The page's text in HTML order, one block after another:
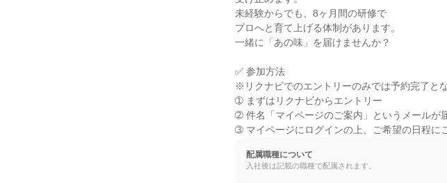
未経験からでも、8ヶ月間の研修で
プロへと育て上げる体制があります。
一緒に「あの味」を届けませんか？
✅ 参加方法
※リクナビでのエントリーのみでは予約完了と
➀ まずはリクナビからエントリー
➁ 件名「マイページのご案内」というメールが
➂ マイページにログインの上、ご希望の日程に
配属職種について
入社後は記載の職種で配属されます。